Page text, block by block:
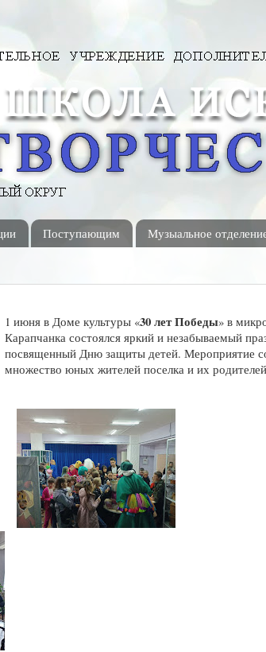
Поступающим Музыальное
1 июня в Доме культуры «30 лет Победы» в
Карапчанка состоялся яркий и незабываемый
посвященный Дню защиты детей. Мероприятие
множество юных жителей поселка и их